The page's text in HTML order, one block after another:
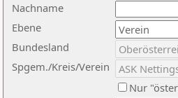
Nachname
Ebene
Bundesland
Spgem./Kreis/Verein
Nur